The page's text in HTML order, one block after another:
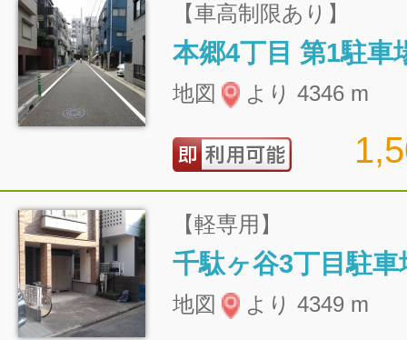
【車高制限あり】
本郷4丁目 第1駐車
地図 より 4346 m
【軽専用】
千駄ヶ谷3丁目駐車
地図 より 4349 m